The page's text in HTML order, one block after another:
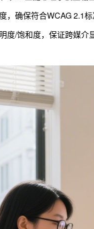
确保符合WCAG 2.1标
度/饱和度，保证跨媒